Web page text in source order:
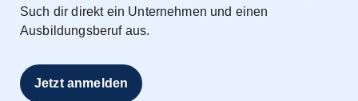
Such dir direkt ein Unternehmen und einen
Ausbildungsberuf aus.
Jetzt anmelden